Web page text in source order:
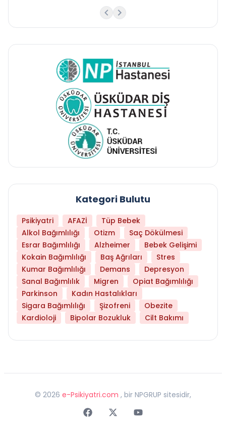
Kategori Bulutu
Psikiyatri AFAZİ
Tüp Bebek
Alkol Bağımlılığı
Otizm
Saç Dökülmesi
Esrar Bağımlılığı
Alzheimer
Bebek Gelişimi
Kokain Bağımlılığı
Baş Ağrıları
Stres
Kumar Bağımlılığı
Demans
Depresyon
Sanal Bağımlılık
Migren
Opiat Bağımlılığı
Parkinson
Kadın Hastalıkları
Sigara Bağımlılığı
Şizofreni
Obezite
Kardioloji
Bipolar Bozukluk Cilt Bakımı
© 2026 e-Psikiyatri.com , bir NPGRUP sitesidir,